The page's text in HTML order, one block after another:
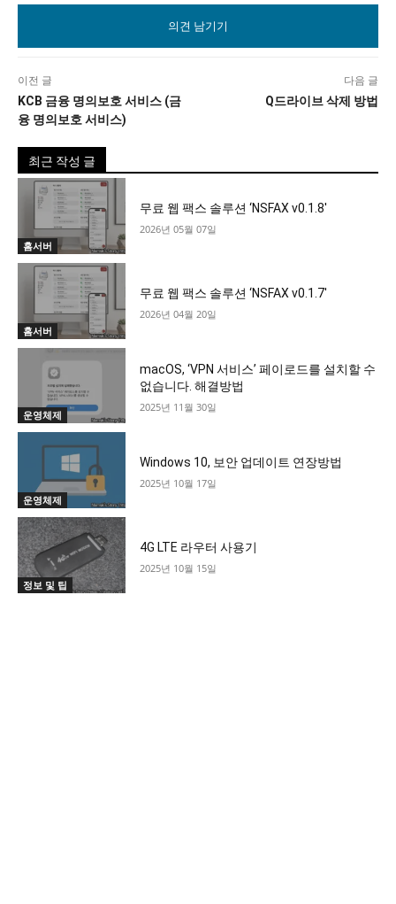
이전 글
KCB 금융 명의보호 서비스 (금
융 명의보호 서비스)
다음 글
Q드라이브 삭제 방법
최근 작성 글
홈서버
무료 웹 팩스 솔루션 ‘NSFAX v0.1.8′
2026년 05월 07일
홈서버
무료 웹 팩스 솔루션 ‘NSFAX v0.1.7′
2026년 04월 20일
운영체제
macOS, ‘VPN 서비스’ 페이로드를 설치할 수
없습니다. 해결방법
2025년 11월 30일
운영체제
Windows 10, 보안 업데이트 연장방법
2025년 10월 17일
정보 및 팁
4G LTE 라우터 사용기
2025년 10월 15일